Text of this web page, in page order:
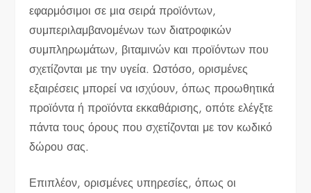
εφαρμόσιμοι σε μια σειρά προϊόντων,
συμπεριλαμβανομένων των διατροφικών
συμπληρωμάτων, βιταμινών και προϊόντων που
σχετίζονται με την υγεία. Ωστόσο, ορισμένες
εξαιρέσεις μπορεί να ισχύουν, όπως προωθητικά
προϊόντα ή προϊόντα εκκαθάρισης, οπότε ελέγξτε
πάντα τους όρους που σχετίζονται με τον κωδικό
δώρου σας.
Επιπλέον, ορισμένες υπηρεσίες, όπως οι